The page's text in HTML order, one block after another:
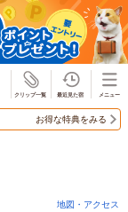
お得な特典をみる
地図・アクセス